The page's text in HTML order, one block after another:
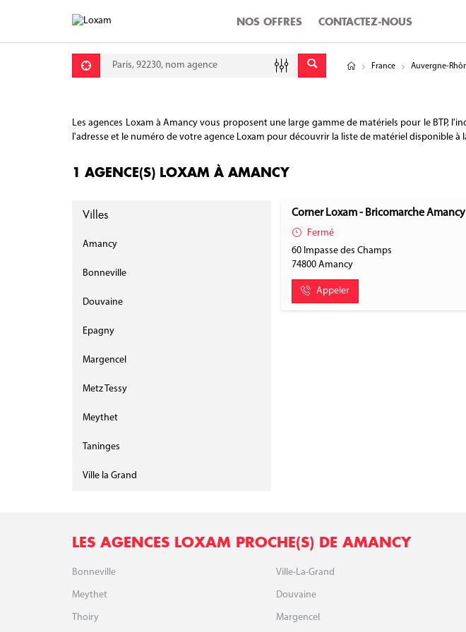
NOS OFFRES CONTACTEZ-NOUS
Requête Latitude
Longitude
France Auvergne-
Les agences Loxam à Amancy vous proposent une large gamme de matériels pour le BTP,
l'adresse et le numéro de votre agence Loxam pour découvrir la liste de matériel disponible à
1 AGENCE(S) LOXAM À AMANCY
Villes
Amancy
Bonneville
Douvaine
Epagny
Margencel
Metz Tessy
Meythet
Taninges
Ville la Grand
Corner Loxam - Bricomarche Amancy
Fermé
60 Impasse des Champs
74800 Amancy
Appeler
LES AGENCES LOXAM PROCHE(S) DE AMANCY
Bonneville Ville-La-Grand
Meythet Douvaine
Thoiry Margencel